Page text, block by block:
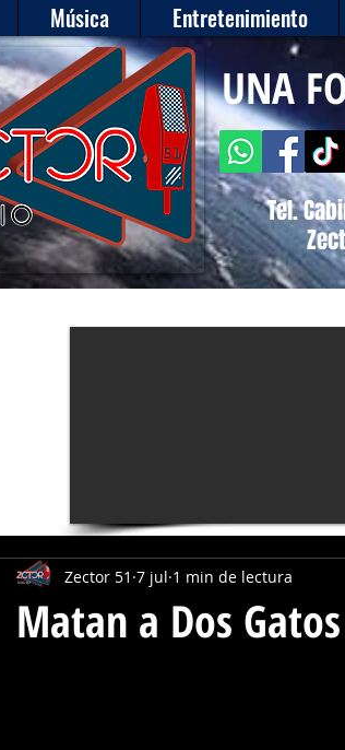
Música Entretenimiento
Tel.
UNA
Matan a Dos Gatos
Zector 51 7 jul 1 min de lectura